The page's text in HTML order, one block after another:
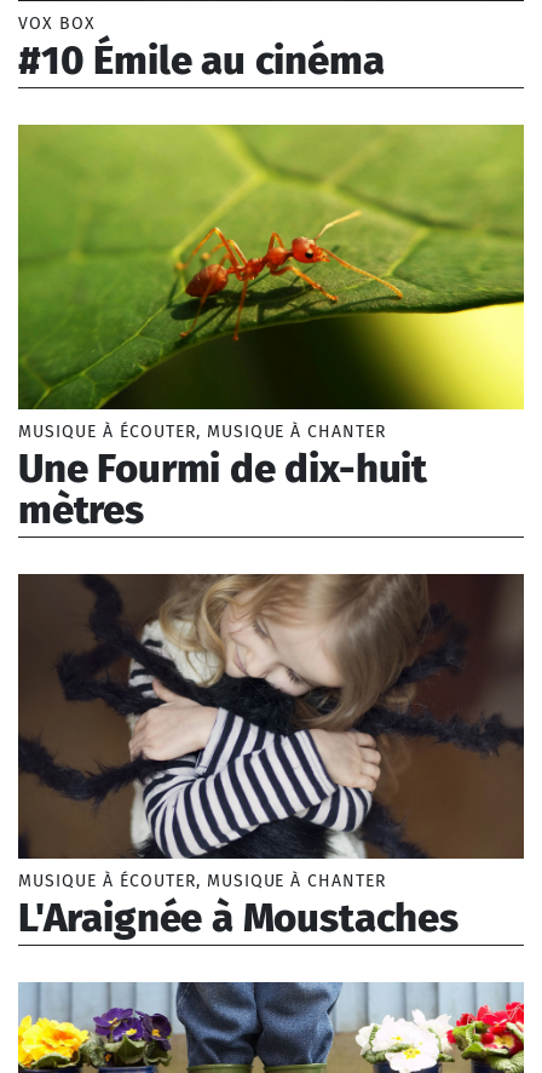
VOX BOX
#10 Émile au cinéma
MUSIQUE À ÉCOUTER, MUSIQUE À CHANTER
Une Fourmi de dix-huit
mètres
MUSIQUE À ÉCOUTER, MUSIQUE À CHANTER
L'Araignée à Moustaches